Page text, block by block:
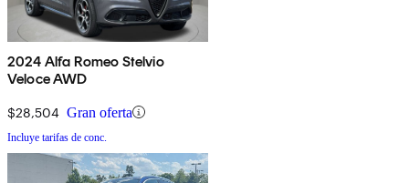
2024 Alfa Romeo Stelvio
Veloce AWD
$28,504 Gran oferta
Incluye tarifas de conc.